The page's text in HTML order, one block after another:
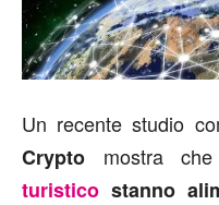
Un recente studio
Crypto mostra che
turistico stanno